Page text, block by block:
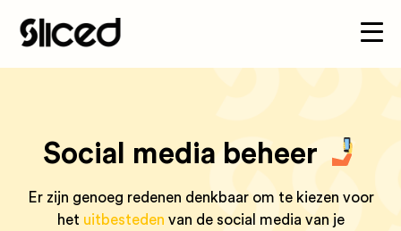
Social media beheer
Er zijn genoeg redenen denkbaar om te kiezen voor
het uitbesteden van de social media van je